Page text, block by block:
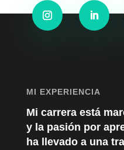
MI EXPERIENCIA
Mi carrera está
y la pasión por
ha llevado a una